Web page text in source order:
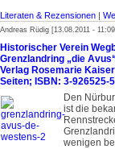
Literaten & Rezensionen |
Andreas Rüdig [13.08.2011 -
Historischer Verein
Grenzlandring „die
Verlag Rosemarie
Seiten; ISBN: 3-926525-
Den
ist die
wenigen